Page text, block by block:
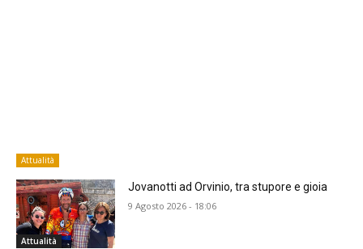
Attualità
Attualità
Jovanotti ad Orvinio, tra stupore e gioia
9 Agosto 2026 - 18:06